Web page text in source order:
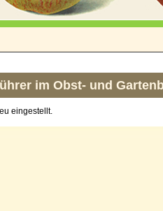
im Obst- und
eingestellt.